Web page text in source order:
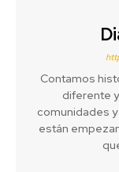
Contamos
diferente
comunidades
están